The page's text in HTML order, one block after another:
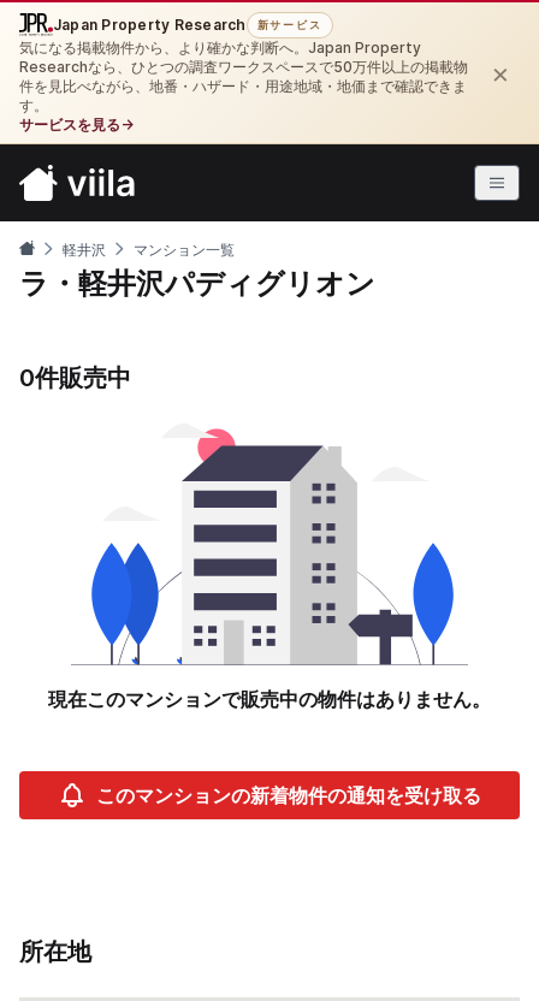
Japan Property Research 新サービス
気になる掲載物件から、より確かな判断へ。Japan Property
Researchなら、ひとつの調査ワークスペースで50万件以上の掲載物
件を見比べながら、地番・ハザード・用途地域・地価まで確認できま
す。
サービスを見る →
×
軽井沢 マンション一覧
ラ・軽井沢パディグリオン
0件販売中
現在このマンションで販売中の物件はありません。
このマンションの新着物件の通知を受け取る
所在地